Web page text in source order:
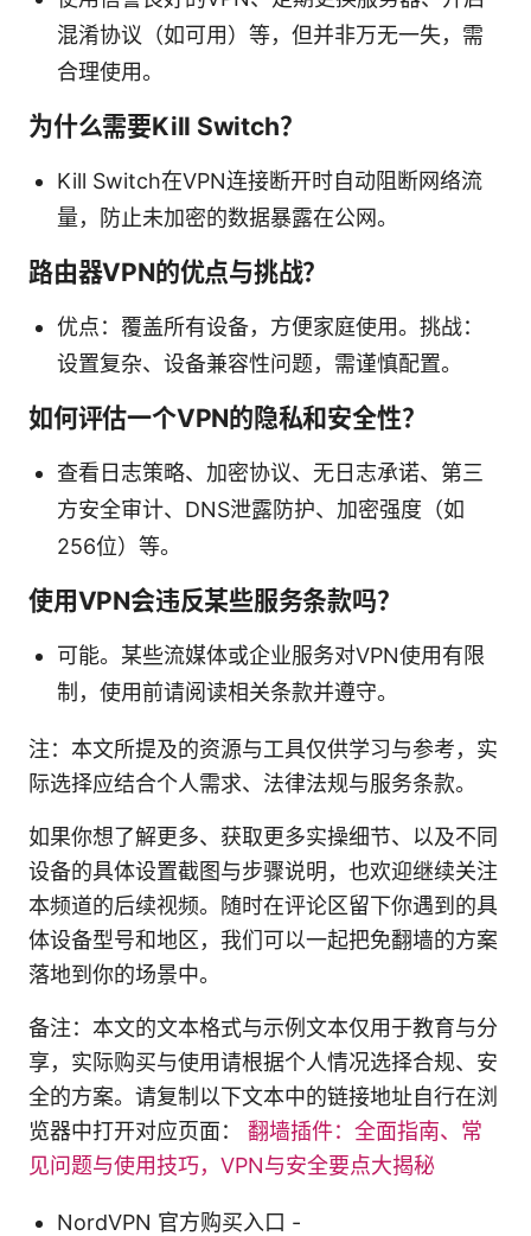
混淆协议（如可用）等，但并非万无一失，需
合理使用。
为什么需要Kill Switch？
Kill Switch在VPN连接断开时自动阻断网络流
量，防止未加密的数据暴露在公网。
路由器VPN的优点与挑战？
优点：覆盖所有设备，方便家庭使用。挑战：
设置复杂、设备兼容性问题，需谨慎配置。
如何评估一个VPN的隐私和安全性？
查看日志策略、加密协议、无日志承诺、第三
方安全审计、DNS泄露防护、加密强度（如
256位）等。
使用VPN会违反某些服务条款吗？
可能。某些流媒体或企业服务对VPN使用有限
制，使用前请阅读相关条款并遵守。
注：本文所提及的资源与工具仅供学习与参考，实
际选择应结合个人需求、法律法规与服务条款。
如果你想了解更多、获取更多实操细节、以及不同
设备的具体设置截图与步骤说明，也欢迎继续关注
本频道的后续视频。随时在评论区留下你遇到的具
体设备型号和地区，我们可以一起把免翻墙的方案
落地到你的场景中。
备注：本文的文本格式与示例文本仅用于教育与分
享，实际购买与使用请根据个人情况选择合规、安
全的方案。请复制以下文本中的链接地址自行在浏
览器中打开对应页面： 翻墙插件：全面指南、常
见问题与使用技巧，VPN与安全要点大揭秘
NordVPN 官方购买入口 -